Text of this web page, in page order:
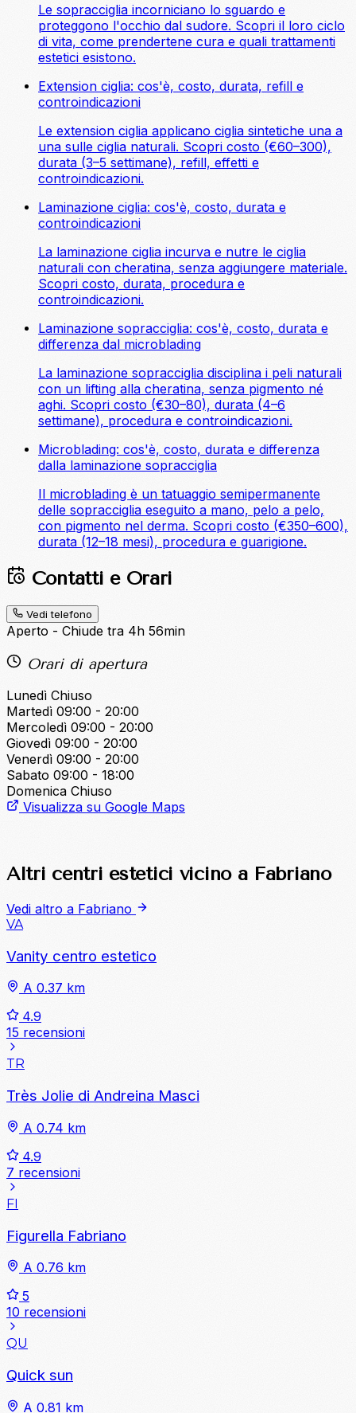
Le sopracciglia incorniciano lo sguardo e
proteggono l'occhio dal sudore. Scopri il loro ciclo
di vita, come prendertene cura e quali trattamenti
estetici esistono.
Extension ciglia: cos'è, costo, durata, refill e
controindicazioni
Le extension ciglia applicano ciglia sintetiche una a
una sulle ciglia naturali. Scopri costo (€60–300),
durata (3–5 settimane), refill, effetti e
controindicazioni.
Laminazione ciglia: cos'è, costo, durata e
controindicazioni
La laminazione ciglia incurva e nutre le ciglia
naturali con cheratina, senza aggiungere materiale.
Scopri costo, durata, procedura e
controindicazioni.
Laminazione sopracciglia: cos'è, costo, durata e
differenza dal microblading
La laminazione sopracciglia disciplina i peli naturali
con un lifting alla cheratina, senza pigmento né
aghi. Scopri costo (€30–80), durata (4–6
settimane), procedura e controindicazioni.
Microblading: cos'è, costo, durata e differenza
dalla laminazione sopracciglia
Il microblading è un tatuaggio semipermanente
delle sopracciglia eseguito a mano, pelo a pelo,
con pigmento nel derma. Scopri costo (€350–600),
durata (12–18 mesi), procedura e guarigione.
Contatti e Orari
Vedi telefono
Aperto - Chiude tra 4h 56min
Orari di apertura
Lunedì Chiuso
Martedì 09:00 - 20:00
Mercoledì 09:00 - 20:00
Giovedì 09:00 - 20:00
Venerdì 09:00 - 20:00
Sabato 09:00 - 18:00
Domenica Chiuso
Visualizza su Google Maps
Altri centri estetici vicino a Fabriano
Vedi altro a Fabriano
VA
Vanity centro estetico
A 0.37 km
4.9
15 recensioni
TR
Très Jolie di Andreina Masci
A 0.74 km
4.9
7 recensioni
FI
Figurella Fabriano
A 0.76 km
5
10 recensioni
QU
Quick sun
A 0.81 km